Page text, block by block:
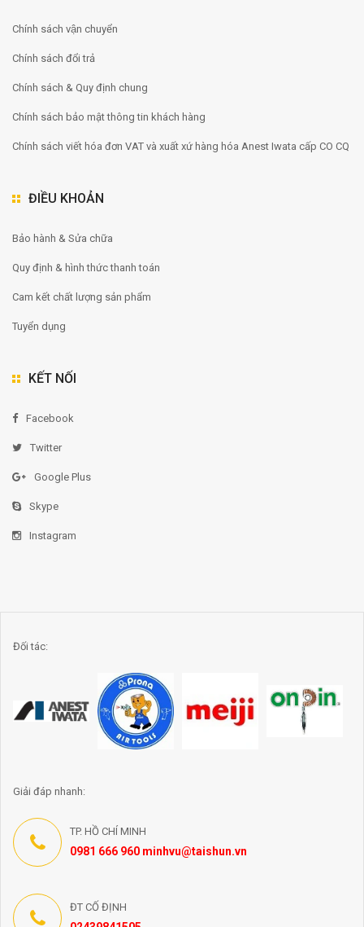
Chính sách vận chuyển
Chính sách đổi trả
Chính sách & Quy định chung
Chính sách bảo mật thông tin khách hàng
Chính sách viết hóa đơn VAT và xuất xứ hàng hóa Anest Iwata cấp CO CQ
ĐIỀU KHOẢN
Bảo hành & Sửa chữa
Quy định & hình thức thanh toán
Cam kết chất lượng sản phẩm
Tuyển dụng
KẾT NỐI
Facebook
Twitter
Google Plus
Skype
Instagram
Đối tác:
Giải đáp nhanh:
TP. HỒ CHÍ MINH
0981 666 960 minhvu@taishun.vn
ĐT CỐ ĐỊNH